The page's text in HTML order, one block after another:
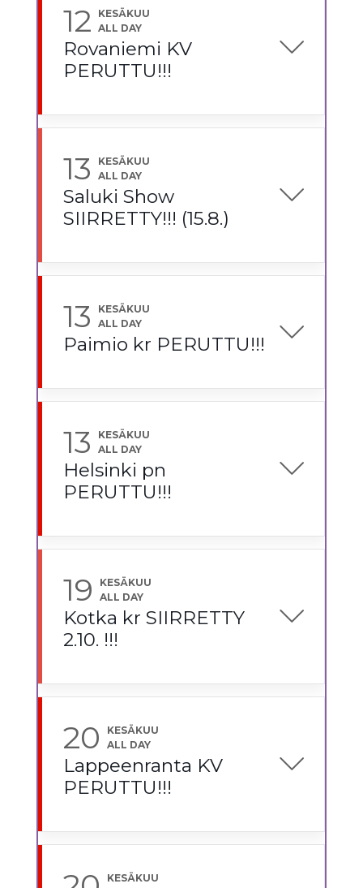
12
KESÄKUU
ALL DAY
Rovaniemi KV
PERUTTU!!!
13
KESÄKUU
ALL DAY
Saluki Show
SIIRRETTY!!! (15.8.)
13
KESÄKUU
ALL DAY
Paimio kr PERUTTU!!!
13
KESÄKUU
ALL DAY
Helsinki pn
PERUTTU!!!
19
KESÄKUU
ALL DAY
Kotka kr SIIRRETTY
2.10. !!!
20
KESÄKUU
ALL DAY
Lappeenranta KV
PERUTTU!!!
KESÄKUU